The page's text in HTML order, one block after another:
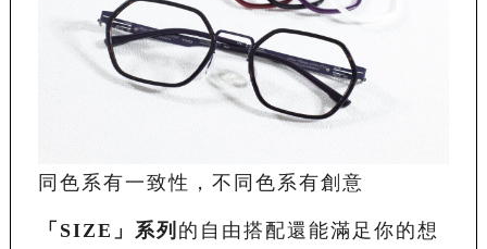
同色系有一致性，不同色系有創意
「 SIZE 」系列 的自由搭配還能滿足你的想